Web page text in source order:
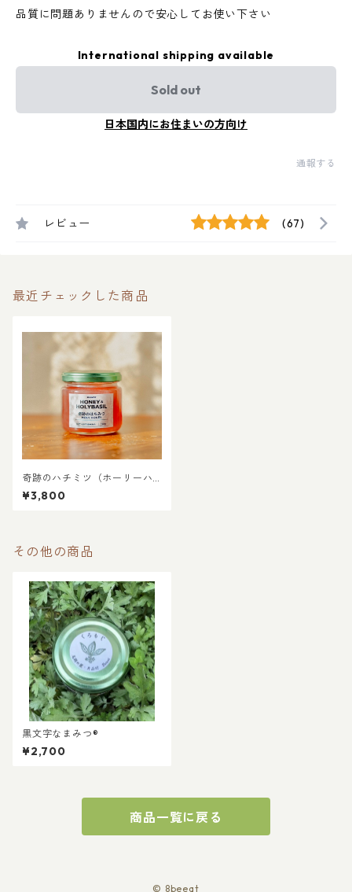
品質に問題ありませんので安心してお使い下さい
International shipping available
Sold out
日本国内にお住まいの方向け
通報する
レビュー (67)
最近チェックした商品
奇跡のハチミツ（ホーリーハ
ニー）
¥3,800
その他の商品
黒文字なまみつ®︎
¥2,700
商品一覧に戻る
© 8beeat